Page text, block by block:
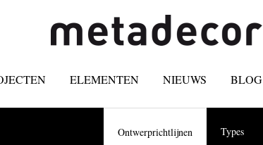
ELEMENTEN NIEUWS BLOG
Ontwerprichtlijnen Types